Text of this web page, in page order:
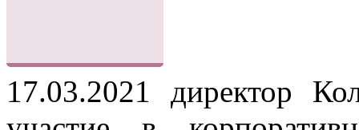
17.03.2021 директор